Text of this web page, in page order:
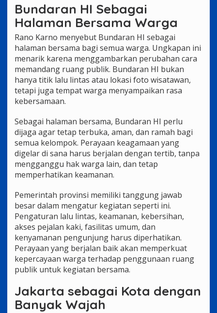
Bundaran HI Sebagai
Halaman Bersama Warga
Rano Karno menyebut Bundaran HI sebagai
halaman bersama bagi semua warga. Ungkapan ini
menarik karena menggambarkan perubahan cara
memandang ruang publik. Bundaran HI bukan
hanya titik lalu lintas atau lokasi foto wisatawan,
tetapi juga tempat warga menyampaikan rasa
kebersamaan.
Sebagai halaman bersama, Bundaran HI perlu
dijaga agar tetap terbuka, aman, dan ramah bagi
semua kelompok. Perayaan keagamaan yang
digelar di sana harus berjalan dengan tertib, tanpa
mengganggu hak warga lain, dan tetap
memperhatikan keamanan.
Pemerintah provinsi memiliki tanggung jawab
besar dalam mengatur kegiatan seperti ini.
Pengaturan lalu lintas, keamanan, kebersihan,
akses pejalan kaki, fasilitas umum, dan
kenyamanan pengunjung harus diperhatikan.
Perayaan yang berjalan baik akan memperkuat
kepercayaan warga terhadap penggunaan ruang
publik untuk kegiatan bersama.
Jakarta sebagai Kota dengan
Banyak Wajah